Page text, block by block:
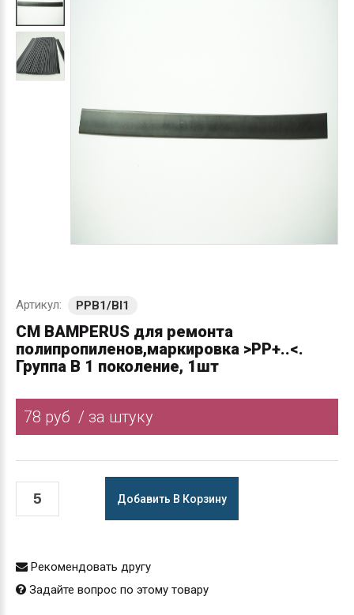
Артикул: PPB1/Bl1
СМ BAMPERUS для ремонта
полипропиленов,маркировка >PP+..<.
Группа B 1 поколение, 1шт
78 руб / за штуку
Добавить В Корзину
Рекомендовать другу
Задайте вопрос по этому товару